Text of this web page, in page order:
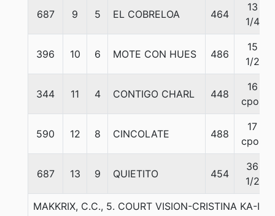
687 9 5 EL COBRELOA 464
13
1/4
396 10 6 MOTE CON HUES 486
15
1/2
344 11 4 CONTIGO CHARL 448
16
cpos
590 12 8 CINCOLATE 488
17
cpos
687 13 9 QUIETITO 454
36
1/2
MAKKRIX, C.C., 5. COURT VISION-CRISTINA KA-